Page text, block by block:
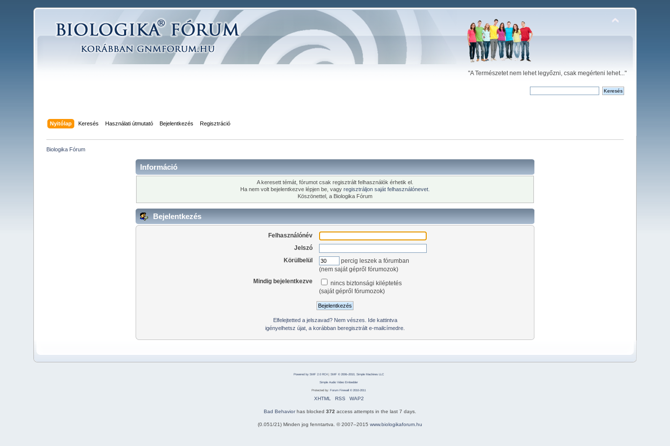
"A Természetet nem lehet legyőzni, csak megérteni lehet..."
Nyitólap Keresés Használati útmutató Bejelentkezés Regisztráció
Biologika Fórum
Információ
A keresett témát, fórumot csak regisztrált felhasználók érhetik el.
Ha nem volt bejelentkezve lépjen be, vagy regisztráljon saját felhasználónevet.
Köszönettel, a Biologika Fórum
Bejelentkezés
Felhasználónév
Jelszó
Körülbelül
percig leszek a fórumban
(nem saját gépről fórumozok)
Mindig bejelentkezve
nincs biztonsági kiléptetés
(saját gépről fórumozok)
Elfelejtetted a jelszavad? Nem vészes. Ide kattintva
igényelhetsz újat, a korábban beregisztrált e-mailcímedre.
Powered by SMF 2.0 RC4 SMF © 2006–2010, Simple Machines LLC
Simple Audio Video Embedder
Protected by: Forum Firewall © 2010-2011
XHTML RSS WAP2
Bad Behaviorhas blocked 372 access attempts in the last 7 days.
(0.051/21) Minden jog fenntartva. © 2007–2015 www.biologikaforum.hu